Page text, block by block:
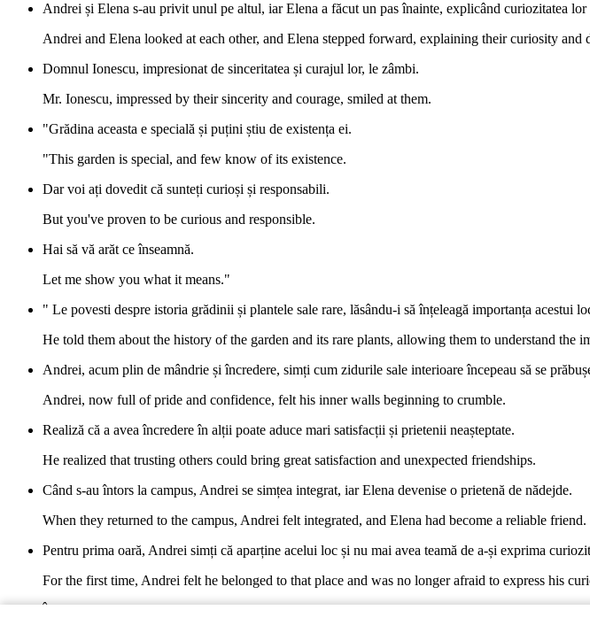
Andrei și Elena s-au privit unul pe altul, iar Elena a făcut un pas înainte, explicând curiozitatea
Andrei and Elena looked at each other, and Elena stepped forward, explaining their curiosity and
Domnul Ionescu, impresionat de sinceritatea și curajul lor, le zâmbi.
Mr. Ionescu, impressed by their sincerity and courage, smiled at them.
"Grădina aceasta e specială și puțini știu de existența ei.
"This garden is special, and few know of its existence.
Dar voi ați dovedit că sunteți curioși și responsabili.
But you've proven to be curious and responsible.
Hai să vă arăt ce înseamnă.
Let me show you what it means."
" Le povesti despre istoria grădinii și plantele sale rare, lăsându-i să înțeleagă importanța acestui
He told them about the history of the garden and its rare plants, allowing them to understand the
Andrei, acum plin de mândrie și încredere, simți cum zidurile sale interioare începeau să se
Andrei, now full of pride and confidence, felt his inner walls beginning to crumble.
Realiză că a avea încredere în alții poate aduce mari satisfacții și prietenii neașteptate.
He realized that trusting others could bring great satisfaction and unexpected friendships.
Când s-au întors la campus, Andrei se simțea integrat, iar Elena devenise o prietenă de nădejde.
When they returned to the campus, Andrei felt integrated, and Elena had become a reliable friend.
Pentru prima oară, Andrei simți că aparține acelui loc și nu mai avea teamă de a-și exprima
For the first time, Andrei felt he belonged to that place and was no longer afraid to express his